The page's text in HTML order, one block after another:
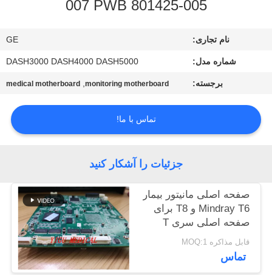
کیفیت
ما
تماس
درخواست
نقل قول
NEWS
007 PWB 801425-005
نام تجاری: GE
شماره مدل: DASH3000 DASH4000 DASH5000
برجسته: monitoring motherboard
,
medical motherboard
تماس با ما!
جزئیات را آشکار کنید
صفحه اصلی مانیتور بیمار
Mindray T6 و T8 برای
صفحه اصلی سری T
قابل مذاکره MOQ:1
تماس